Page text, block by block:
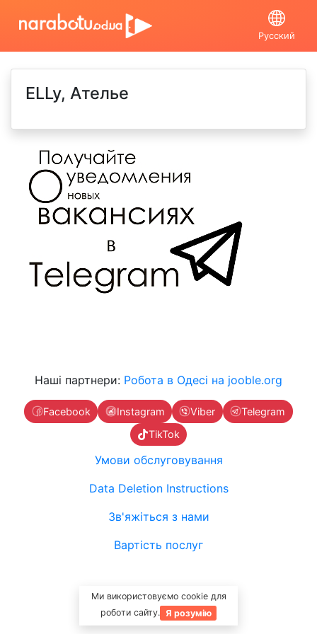
Ми використовуємо cookie для
роботи сайту. Я розумію
Русский
ELLy, Ателье
Наші партнери: Робота в Одесі на jooble.org
Facebook Instagram Viber
Telegram
TikTok
Умови обслуговування
Data Deletion Instructions
Зв'яжіться з нами
Вартість послуг